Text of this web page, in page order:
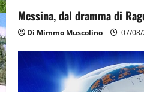
Messina, dal dramma di
Di Mimmo Muscolino 07/